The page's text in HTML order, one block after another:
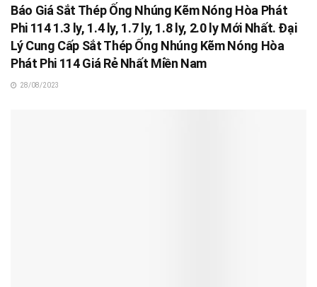
Báo Giá Sắt Thép Ống Nhúng Kẽm Nóng Hòa Phát
Phi 114 1.3 ly, 1.4 ly, 1.7 ly, 1.8 ly, 2.0 ly Mới Nhất. Đại
Lý Cung Cấp Sắt Thép Ống Nhúng Kẽm Nóng Hòa
Phát Phi 114 Giá Rẻ Nhất Miền Nam
28/08/2023